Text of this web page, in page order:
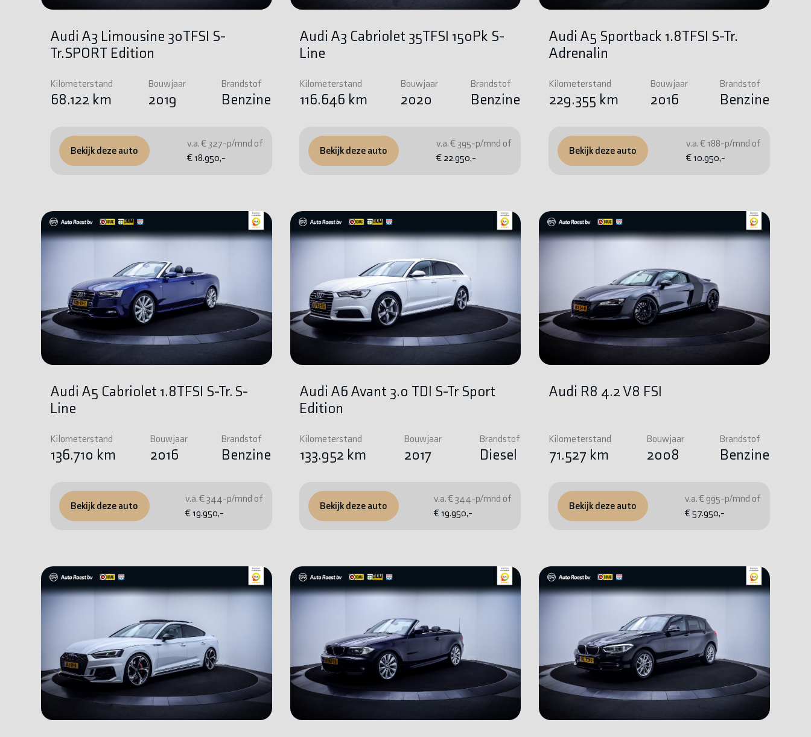
Audi A3 Limousine 30TFSI S-
Tr.SPORT Edition
Kilometerstand
68.122 km
Bouwjaar
2019
Brandstof
Benzine
v.a. € 327-p/mnd of
€ 18.950,-
Bekijk deze auto
Audi A3 Cabriolet 35TFSI 150Pk S-
Line
Kilometerstand
116.646 km
Bouwjaar
2020
Brandstof
Benzine
v.a. € 395-p/mnd of
€ 22.950,-
Bekijk deze auto
Audi A5 Sportback 1.8TFSI S-Tr.
Adrenalin
Kilometerstand
229.355 km
Bouwjaar
2016
Brandstof
Benzine
v.a. € 188-p/mnd of
€ 10.950,-
Bekijk deze auto
Audi A5 Cabriolet 1.8TFSI S-Tr. S-
Line
Kilometerstand
136.710 km
Bouwjaar
2016
Brandstof
Benzine
v.a. € 344-p/mnd of
€ 19.950,-
Bekijk deze auto
Audi A6 Avant 3.0 TDI S-Tr Sport
Edition
Kilometerstand
133.952 km
Bouwjaar
2017
Brandstof
Diesel
v.a. € 344-p/mnd of
€ 19.950,-
Bekijk deze auto
Audi R8 4.2 V8 FSI
Kilometerstand
71.527 km
Bouwjaar
2008
Brandstof
Benzine
v.a. € 995-p/mnd of
€ 57.950,-
Bekijk deze auto